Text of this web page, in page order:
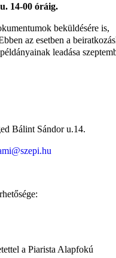
14-00 óráig.
beküldésére is,
az esetben a
leadása
Bálint Sándor u.14.
a Piarista Alapfokú